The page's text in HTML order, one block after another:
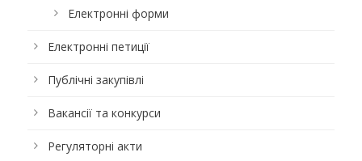
Електронні форми
Електронні петиції
Публічні закупівлі
Вакансії та конкурси
Регуляторні акти